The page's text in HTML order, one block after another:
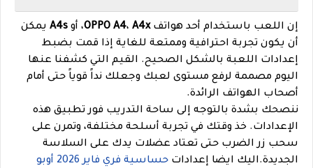
إن اللعب باستخدام أحد هواتف OPPO A4، A4x ، أو A4s يمكن
أن يكون تجربة احترافية وممتعة للغاية إذا قمت بضبط
إعدادات اللعبة بالشكل الصحيح. القيم التي كشفنا عنها
اليوم مصممة لرفع مستوى لعبك وجعلك نداً قوياً حتى أمام
أصحاب الهواتف الرائدة.
ننصحك بشدة بالتوجه إلى ساحة التدريب فور تطبيق هذه
الإعدادات. خذ وقتك في تجربة أسلحة مختلفة، وتمرن على
سحب زر الضرب حتى تعتاد عضلات يدك على السلاسة
الجديدة.اليك ايضا إعدادات
حساسية فري فاير 2026 أوبو